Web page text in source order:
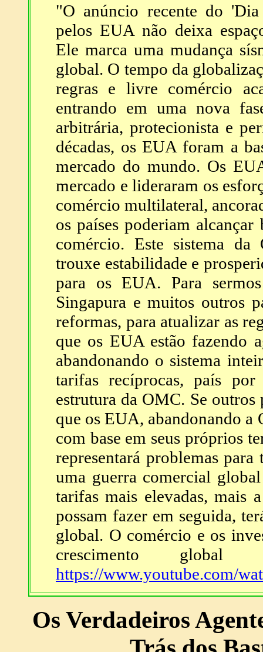
"O anúncio recente do
pelos EUA não deixa
Ele marca uma mudança
global. O tempo da
regras e livre comércio
entrando em uma nova
arbitrária, protecionista e
décadas, os EUA foram a
mercado do mundo. Os
mercado e lideraram os
comércio multilateral,
os países poderiam
comércio. Este sistema da
trouxe estabilidade e
para os EUA. Para
Singapura e muitos outros
reformas, para atualizar as
que os EUA estão fazendo
abandonando o sistema
tarifas recíprocas, país
estrutura da OMC. Se outros
que os EUA, abandonando
com base em seus próprios
representará problemas
uma guerra comercial
tarifas mais elevadas, mais
possam fazer em seguida,
global. O comércio e os
crescimento
https://www.youtube.com/
Os Verdadeiros